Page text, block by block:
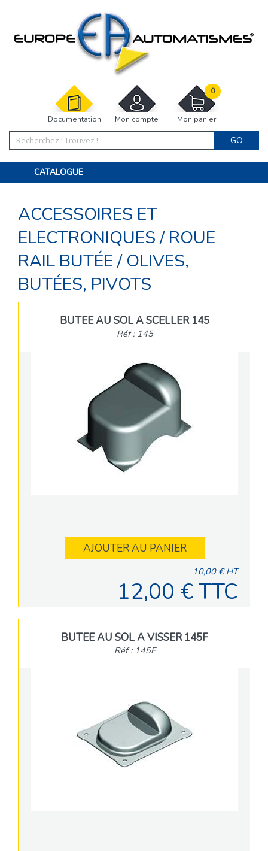
Documentation Mon compte Mon panier
0
GO
CATALOGUE
MOTORISATIONS
ACCESSOIRES ET ELECTRONIQUES
INTERPHONES VISIOPHONES
PIÈCES DÉTACHÉES
ACCESSOIRES ET
ELECTRONIQUES/ ROUE
RAIL BUTÉE/ OLIVES,
BUTÉES, PIVOTS
BUTEE AU SOL A SCELLER 145
Réf : 145
AJOUTER AU PANIER
10,00 € HT
12,00 € TTC
BUTEE AU SOL A VISSER 145F
Réf : 145F